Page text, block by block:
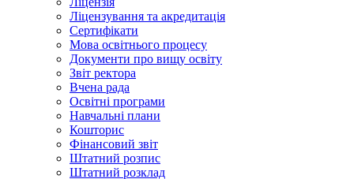
Ліцензування та акредитація
Сертифікати
Мова освітнього процесу
Документи про вищу освіту
Звіт ректора
Вчена рада
Освітні програми
Навчальні плани
Кошторис
Фінансовий звіт
Штатний розпис
Штатний розклад